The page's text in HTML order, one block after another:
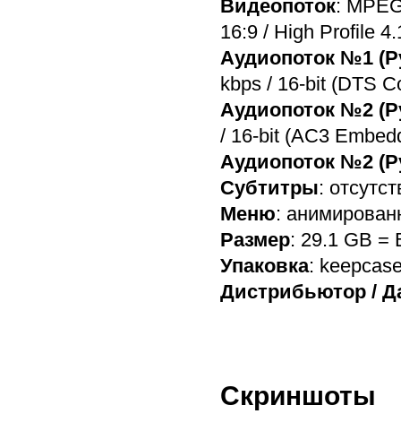
Видеопоток:
16:9 / High Profile
Аудиопоток №1
kbps / 16-bit (DTS
Аудиопоток №2
/ 16-bit (AC3
Аудиопоток №2
Субтитры:
Меню:
Размер: 29.1 GB =
Упаковка:
Дистрибьютор /
Скриншоты